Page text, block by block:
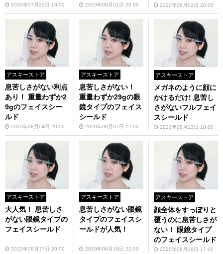
2020年07月22日 18:00 2020年08月01日 20:00 2020年08月03日 20:00
アスキーストア
息苦しさがない利点
あり！ 重量わずか2
9gのフェイスシー
ルド
2020年08月04日 20:00
アスキーストア
息苦しさがない！
重量わずか29gの眼
鏡タイプのフェイス
シールド
2020年08月07日 12:00
アスキーストア
メガネのように顔に
かけるだけ! 息苦し
さがないフルフェイ
スシールド
2020年08月13日 18:00
アスキーストア
大人気！ 息苦しさ
がない眼鏡タイプの
フェイスシールド
2020年08月17日 20:00
アスキーストア
息苦しさがない眼鏡
タイプのフェイスシ
ールドが人気！
2020年08月18日 22:00
アスキーストア
顔全体をすっぽりと
覆うのに息苦しさが
ない！ 眼鏡タイプ
のフェイスシールド
2020年08月19日 17:00